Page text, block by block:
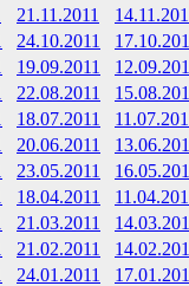
21.11.2011
24.10.2011
19.09.2011
22.08.2011
18.07.2011
20.06.2011
23.05.2011
18.04.2011
21.03.2011
21.02.2011
24.01.2011